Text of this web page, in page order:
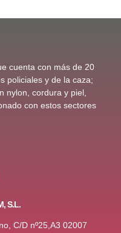
cuenta con más de 20
policiales y de la caza;
nylon, cordura y piel,
con estos sectores
S.L.
C/D nº25,A3 02007